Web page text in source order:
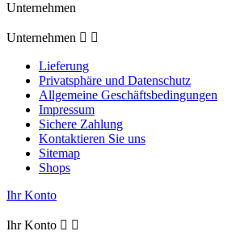
Unternehmen
Unternehmen  
Lieferung
Privatsphäre und Datenschutz
Allgemeine Geschäftsbedingungen
Impressum
Sichere Zahlung
Kontaktieren Sie uns
Sitemap
Shops
Ihr Konto
Ihr Konto  